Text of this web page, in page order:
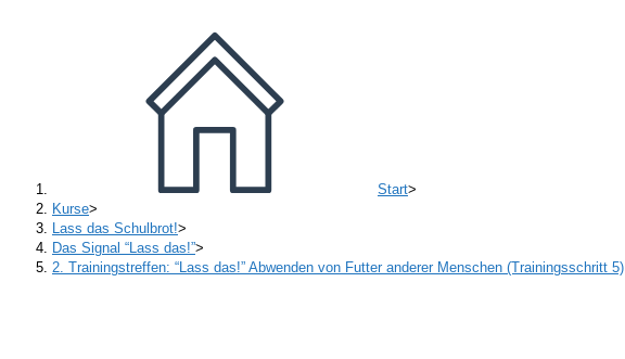
Start>
Kurse>
Lass das Schulbrot!>
Das Signal “Lass das!”>
2. Trainingstreffen: “Lass das!” Abwenden von Futter anderer Menschen (Trainingsschritt 5)